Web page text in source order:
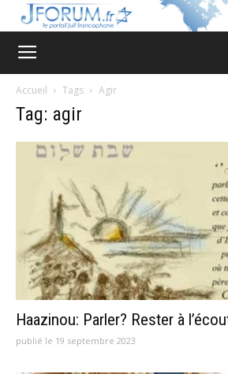
Accueil Tags Agir
Tag: agir
Haazinou: Parler? Rester à
publié le 19 septembre 2023